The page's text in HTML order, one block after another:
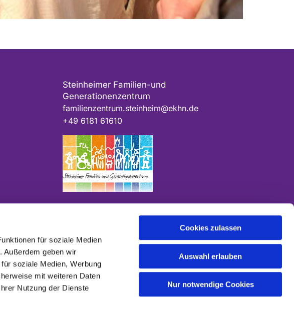
für soziale Medien
Außerdem geben wir
soziale Medien, Werbung
mit weiteren Daten
Nutzung der Dienste
Cookies zulassen
Auswahl erlauben
Nur notwendige Cookies
an.
Steinheimer Familien-und
Generationenzentrum
familienzentrum.steinheim@ekhn.de
+49 6181 61610
ChurchDesk-Login